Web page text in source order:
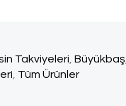
Takviyeleri Büyükbaş
Tüm Ürünler